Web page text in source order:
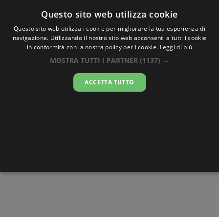
Oraesatta.co
Ora EsattaMramani
05:45:36
Questo sito web utilizza cookie
Questo sito web utilizza i cookie per migliorare la tua esperienza di
navigazione. Utilizzando il nostro sito web acconsenti a tutti i cookie
in conformità con la nostra policy per i cookie. Leggi di più
MOSTRA TUTTI I PARTNER (1137) →
ACCETTA TUTTO